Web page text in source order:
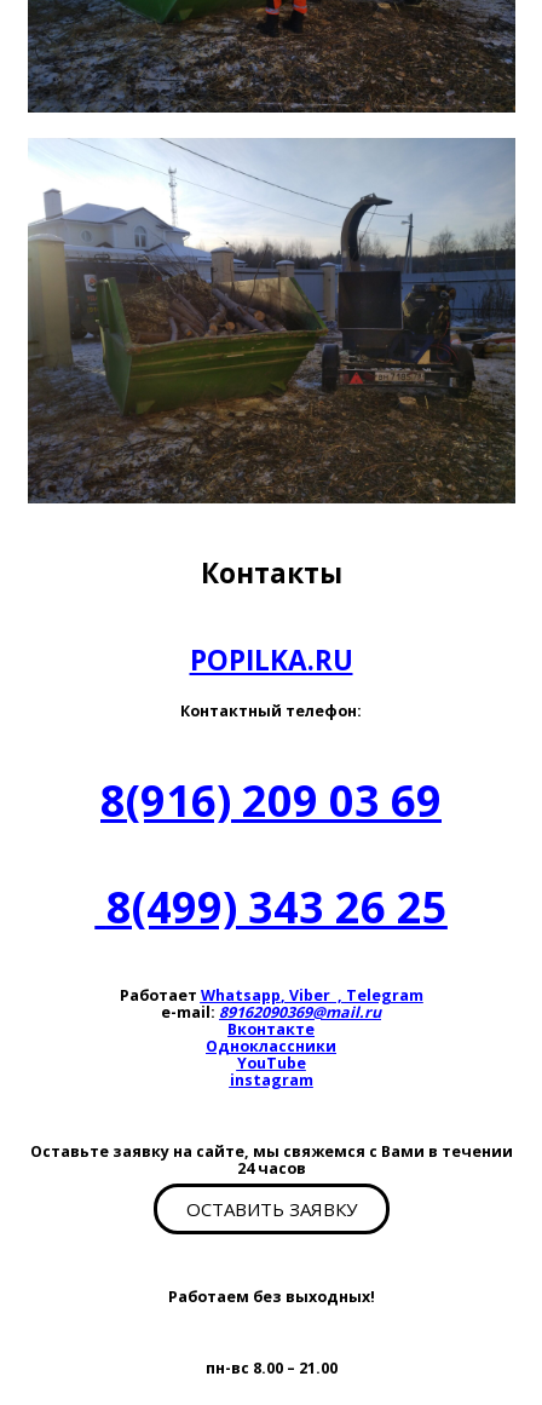
Контакты
POPILKA.RU
Контактный телефон:
8(916) 209 03 69
8(499) 343 26 25
Работает Whatsapp, Viber, Telegram
e-mail: 89162090369@mail.ru
Вконтакте
Одноклассники
YouTube
instagram
Оставьте заявку на сайте, мы свяжемся с Вами в течении
24 часов
ОСТАВИТЬ ЗАЯВКУ
Работаем без выходных!
пн-вс 8.00 – 21.00